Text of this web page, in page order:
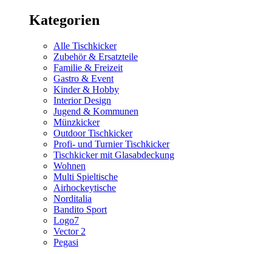
Kategorien
Alle Tischkicker
Zubehör & Ersatzteile
Familie & Freizeit
Gastro & Event
Kinder & Hobby
Interior Design
Jugend & Kommunen
Münzkicker
Outdoor Tischkicker
Profi- und Turnier Tischkicker
Tischkicker mit Glasabdeckung
Wohnen
Multi Spieltische
Airhockeytische
Norditalia
Bandito Sport
Logo7
Vector 2
Pegasi